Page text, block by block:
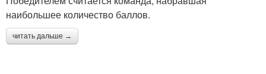
наибольшее количество баллов.
читать дальше →